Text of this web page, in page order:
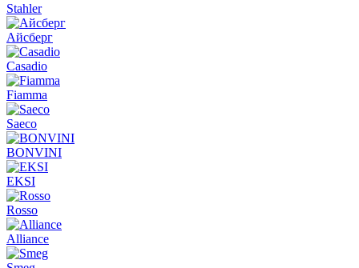
Stahler
Айсберг
Casadio
Fiamma
Saeco
BONVINI
EKSI
Rosso
Alliance